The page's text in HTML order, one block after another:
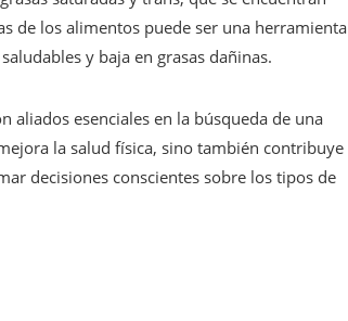
de los alimentos puede ser una herramienta
y baja en grasas dañinas.
aliados esenciales en la búsqueda de una
la salud física, sino también contribuye
decisiones conscientes sobre los tipos de